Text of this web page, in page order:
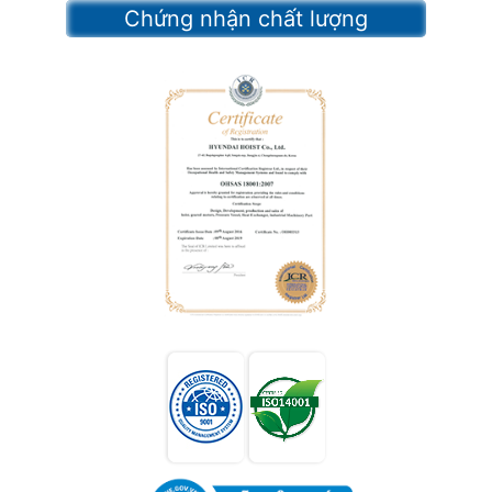
Chứng nhận chất lượng